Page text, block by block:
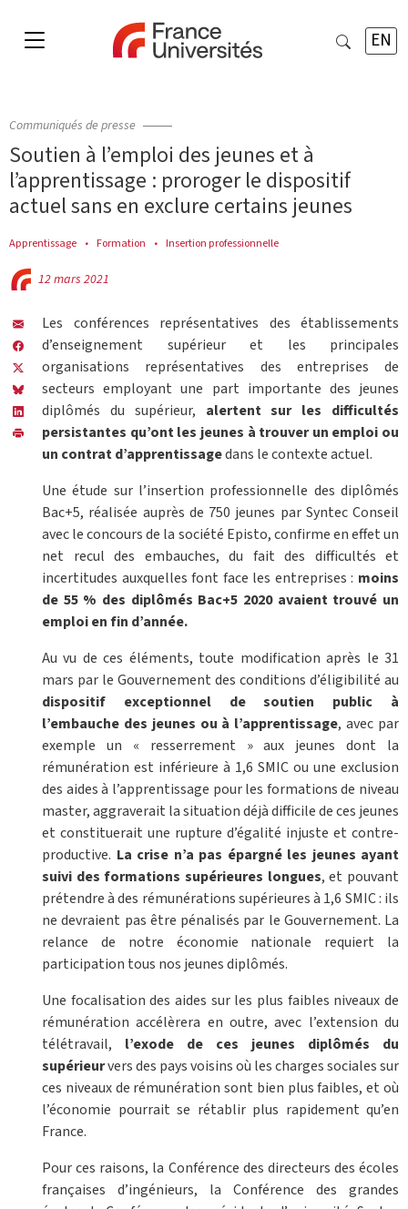
EN
Communiqués de presse
Soutien à l’emploi des jeunes et à
l’apprentissage : proroger le dispositif
actuel sans en exclure certains jeunes
Apprentissage Formation Insertion professionnelle
12 mars 2021
Les conférences représentatives des établissements
d’enseignement supérieur et les principales
organisations représentatives des entreprises de
secteurs employant une part importante des jeunes
diplômés du supérieur, alertent sur les difficultés
persistantes qu’ont les jeunes à trouver un emploi ou
un contrat d’apprentissagedans le contexte actuel.
Une étude sur l’insertion professionnelle des diplômés
Bac+5, réalisée auprès de 750 jeunes par Syntec Conseil
avec le concours de la société Episto, confirme en effet un
net recul des embauches, du fait des difficultés et
incertitudes auxquelles font face les entreprises : moins
de 55 % des diplômés Bac+5 2020 avaient trouvé un
emploi en fin d’année.
Au vu de ces éléments, toute modification après le 31
mars par le Gouvernement des conditions d’éligibilité au
dispositif exceptionnel de soutien public à
l’embauche des jeunes ou à l’apprentissage, avec par
exemple un « resserrement » aux jeunes dont la
rémunération est inférieure à 1,6 SMIC ou une exclusion
des aides à l’apprentissage pour les formations de niveau
master, aggraverait la situation déjà difficile de ces jeunes
et constituerait une rupture d’égalité injuste et contre-
productive. La crise n’a pas épargné les jeunes ayant
suivi des formations supérieures longues, et pouvant
prétendre à des rémunérations supérieures à 1,6 SMIC : ils
ne devraient pas être pénalisés par le Gouvernement. La
relance de notre économie nationale requiert la
participation tous nos jeunes diplômés.
Une focalisation des aides sur les plus faibles niveaux de
rémunération accélèrera en outre, avec l’extension du
télétravail, l’exode de ces jeunes diplômés du
supérieurvers des pays voisins où les charges sociales sur
ces niveaux de rémunération sont bien plus faibles, et où
l’économie pourrait se rétablir plus rapidement qu’en
France.
Pour ces raisons, la Conférence des directeurs des écoles
françaises d’ingénieurs, la Conférence des grandes